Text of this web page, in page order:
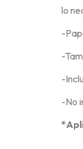
lo
-
-
-
-No